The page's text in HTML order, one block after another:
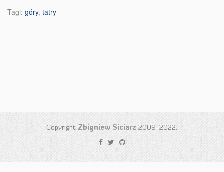
Tagi: góry, tatry
Copyright Zbigniew Siciarz 2009-2022.